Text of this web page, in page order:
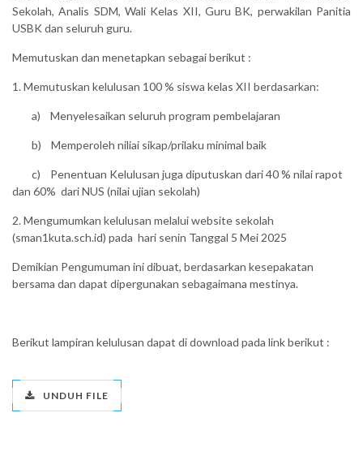
Sekolah, Analis SDM, Wali Kelas XII, Guru BK, perwakilan Panitia
USBK dan seluruh guru.
Memutuskan dan menetapkan sebagai berikut :
1. Memutuskan kelulusan 100 % siswa kelas XII berdasarkan:
a) Menyelesaikan seluruh program pembelajaran
b) Memperoleh niliai sikap/prilaku minimal baik
c) Penentuan Kelulusan juga diputuskan dari 40 % nilai rapot
dan 60% dari NUS (nilai ujian sekolah)
2. Mengumumkan kelulusan melalui website sekolah
(sman1kuta.sch.id) pada hari senin Tanggal 5 Mei 2025
Demikian Pengumuman ini dibuat, berdasarkan kesepakatan
bersama dan dapat dipergunakan sebagaimana mestinya.
Berikut lampiran kelulusan dapat di download pada link berikut :
UNDUH FILE